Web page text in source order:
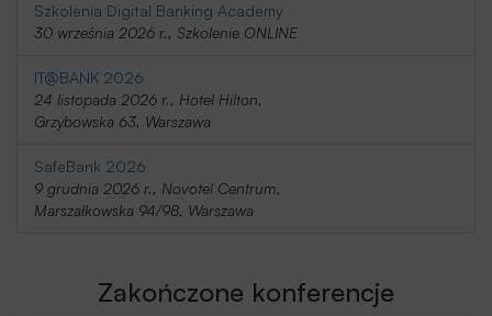
Szkolenia Digital Banking Academy
30 września 2026 r., Szkolenie ONLINE
IT@BANK 2026
24 listopada 2026 r., Hotel Hilton,
Grzybowska 63, Warszawa
SafeBank 2026
9 grudnia 2026 r., Novotel Centrum,
Marszałkowska 94/98, Warszawa
Zakończone konferencje